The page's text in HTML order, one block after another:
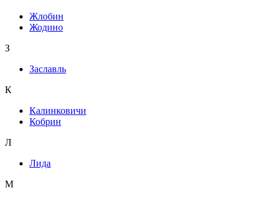
Жлобин
Жодино
З
Заславль
К
Калинковичи
Кобрин
Л
Лида
М